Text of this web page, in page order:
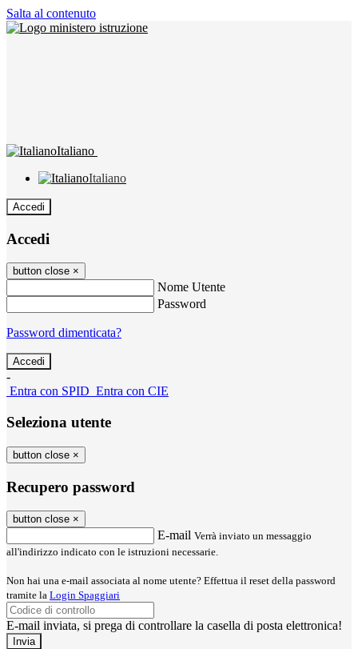
Salta al contenuto
Italiano
Italiano
Accedi
Accedi
button close ×
Nome Utente
Password
Password dimenticata?
-
Entra con SPID Entra con CIE
Seleziona utente
button close ×
Recupero password
button close ×
E-mail Verrà inviato un messaggio
all'indirizzo indicato con le istruzioni necessarie.
Non hai una e-mail associata al nome utente? Effettua il reset della password
tramite la Login Spaggiari
E-mail inviata, si prega di controllare la casella di posta elettronica!